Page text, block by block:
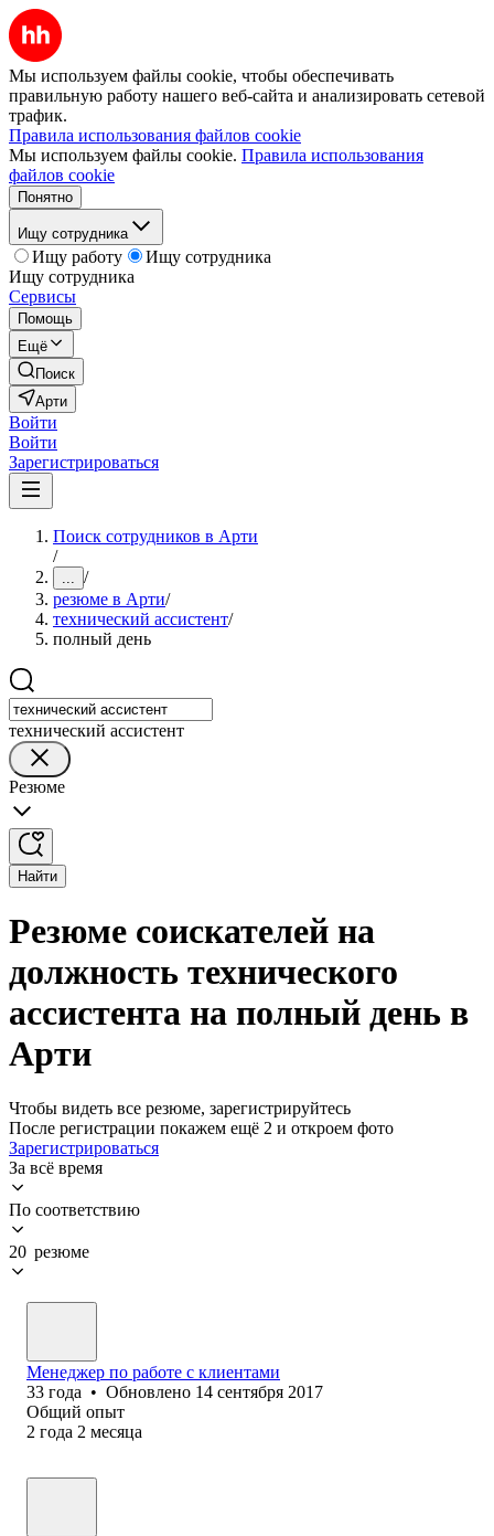
Мы используем файлы cookie, чтобы обеспечивать
правильную работу нашего веб-сайта и анализировать сетевой
трафик.
Правила использования файлов cookie
Мы используем файлы cookie. Правила использования
файлов cookie
Понятно
Ищу сотрудника
Ищу работу
Ищу сотрудника
Ищу сотрудника
Сервисы
Помощь
Ещё
Поиск
Арти
Войти
Войти
Зарегистрироваться
Поиск сотрудников в Арти
/
... /
резюме в Арти/
технический ассистент/
полный день
технический ассистент
Резюме
Найти
Резюме соискателей на
должность технического
ассистента на полный день в
Арти
Чтобы видеть все резюме, зарегистрируйтесь
После регистрации покажем ещё 2 и откроем фото
Зарегистрироваться
За всё время
По соответствию
20 резюме
Менеджер по работе с клиентами
33 года • Обновлено 14 сентября 2017
Общий опыт
2 года 2 месяца